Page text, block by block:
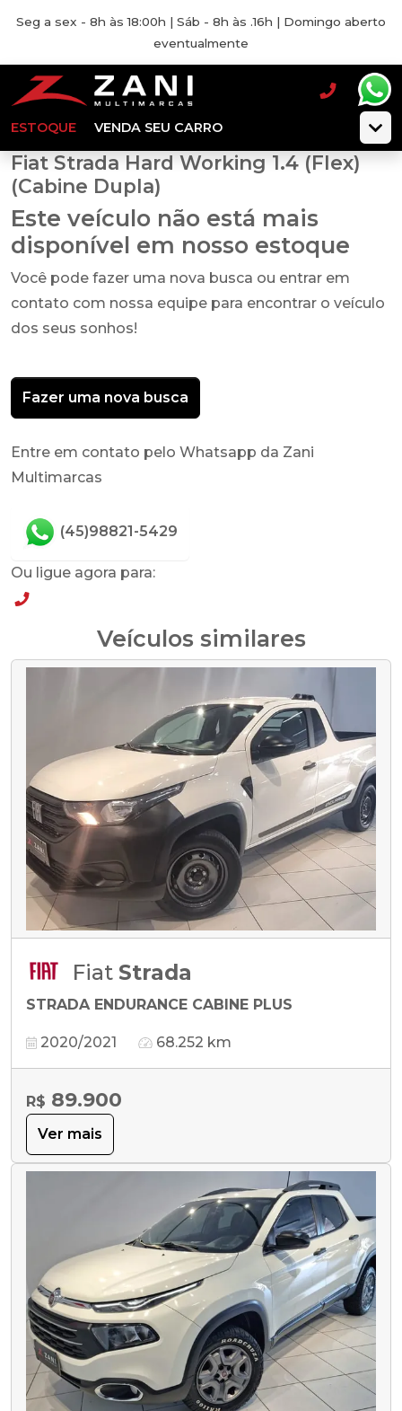
Seg a sex - 8h às 18:00h | Sáb - 8h às .16h | Domingo aberto
eventualmente
ESTOQUE VENDA SEU CARRO
Fiat Strada Hard Working 1.4 (Flex)
(Cabine Dupla)
Este veículo não está mais
disponível em nosso estoque
Você pode fazer uma nova busca ou entrar em
contato com nossa equipe para encontrar o veículo
dos seus sonhos!
Fazer uma nova busca
Entre em contato pelo Whatsapp da Zani
Multimarcas
(45)98821-5429
Ou ligue agora para:
Veículos similares
Fiat Strada
STRADA ENDURANCE CABINE PLUS
2020/2021 68.252 km
R$ 89.900
Ver mais